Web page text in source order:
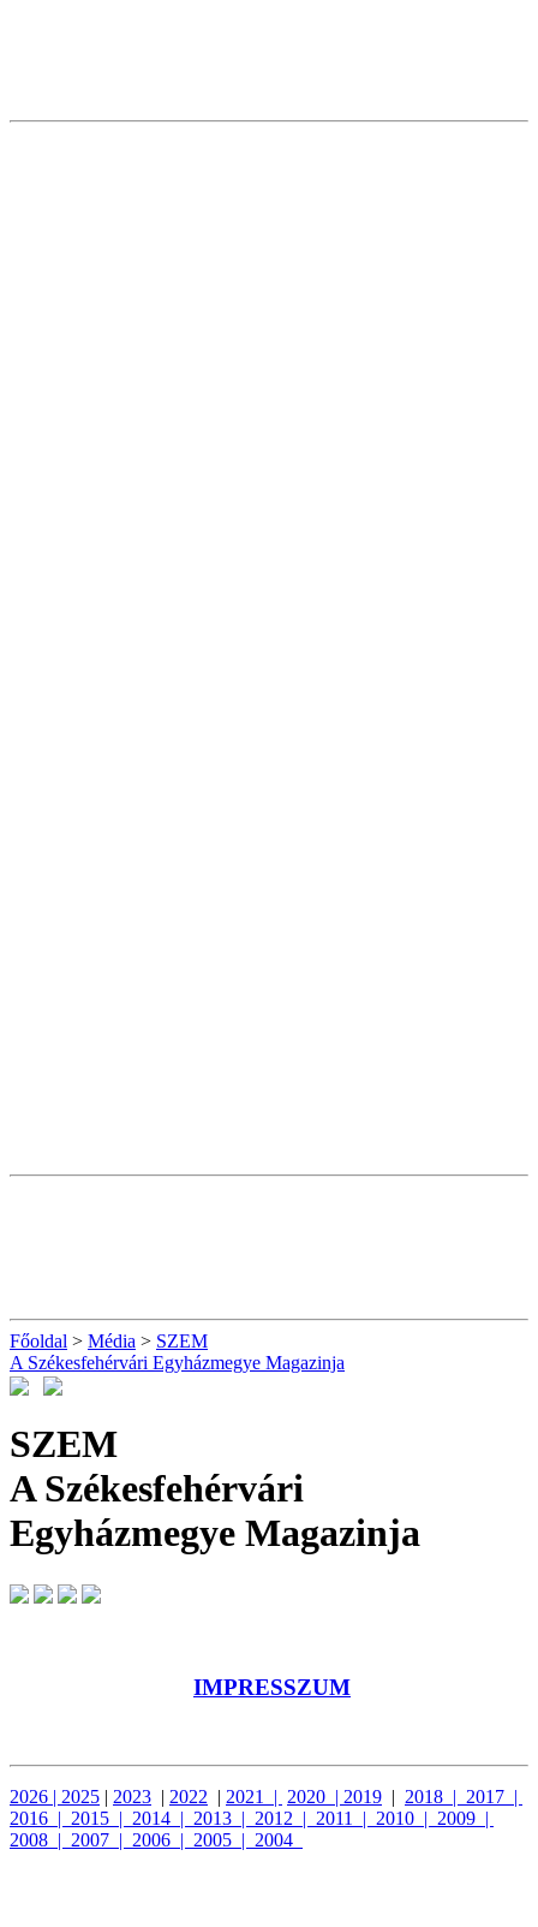
Főoldal > Média > SZEM
A Székesfehérvári Egyházmegye Magazinja
SZEM
A Székesfehérvári
Egyházmegye Magazinja
IMPRESSZUM
2026 | 2025 | 2023 | 2022 | 2021 | 2020 | 2019 | 2018 | 2017 |
2016 | 2015 | 2014 | 2013 | 2012 | 2011 | 2010 | 2009 |
2008 | 2007 | 2006 | 2005 | 2004